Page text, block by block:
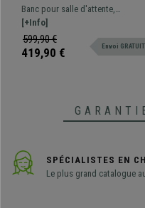
sièges et table MOBY BASE,
Structure en Métal, Grand
Rembourrage, Tissu Orange
Banc pour salle d'attente,
structure métallique. Très
résistant, très pratique,
rembourrage épais. Disponible en
[+Info]
599,90 €
419,90 € Envoi GRATUIT
SPÉCIALISTES EN
Le plus grand catalogue